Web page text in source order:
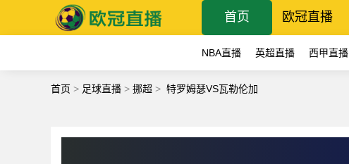
首页 欧冠直播
NBA直播 英超直播 西甲直播
首页 > 足球直播 > 挪超 > 特罗姆瑟VS瓦勒伦加